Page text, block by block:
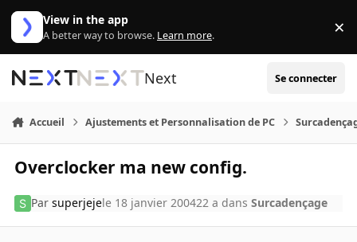
Aller au contenu
View in the app
A better way to browse. Learn more. ×
Next Se connecter
Accueil Ajustements et Personnalisation de PC
Overclocker ma new config.
Parsuperjejele 18 janvier 200422 a dansSurcadençage